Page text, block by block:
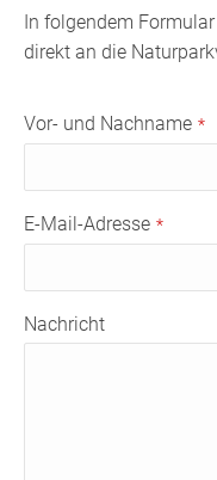
In folgendem
direkt an die
Contact
Email
Vor- und Nachname *
E-Mail-Adresse *
Nachricht